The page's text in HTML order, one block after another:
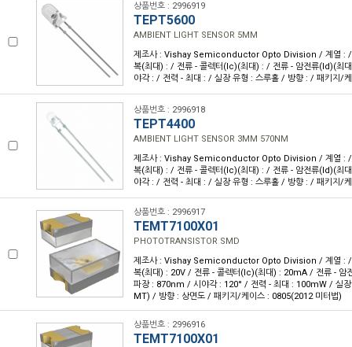
상품번호 : 2996919
TEPT5600
AMBIENT LIGHT SENSOR 5MM
제조사 : Vishay Semiconductor Opto Division / 계열 : /
복(최대) : / 전류 - 콜렉터(Ic)(최대) : / 전류 - 암전류(Id)(최
야각 : / 전력 - 최대 : / 실장 유형 : 스루홀 / 방향 : / 패키지/
상품번호 : 2996918
TEPT4400
AMBIENT LIGHT SENSOR 3MM 570NM
제조사 : Vishay Semiconductor Opto Division / 계열 : /
복(최대) : / 전류 - 콜렉터(Ic)(최대) : / 전류 - 암전류(Id)(최
야각 : / 전력 - 최대 : / 실장 유형 : 스루홀 / 방향 : / 패키지/
상품번호 : 2996917
TEMT7100X01
PHOTOTRANSISTOR SMD
제조사 : Vishay Semiconductor Opto Division / 계열 : /
복(최대) : 20V / 전류 - 콜렉터(Ic)(최대) : 20mA / 전류 - 암
파장 : 870nm / 시야각 : 120° / 전력 - 최대 : 100mW / 실
MT) / 방향 : 상면도 / 패키지/케이스 : 0805(2012 미터법)
상품번호 : 2996916
TEMT7100X01